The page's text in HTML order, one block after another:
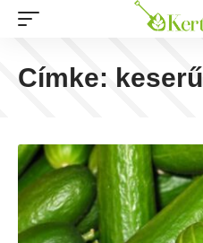
Címke: keserű